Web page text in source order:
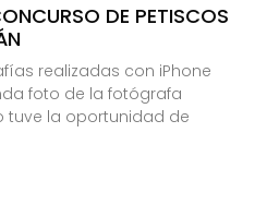
DE PETISCOS
realizadas con iPhone
foto de la fotógrafa
tuve la oportunidad de